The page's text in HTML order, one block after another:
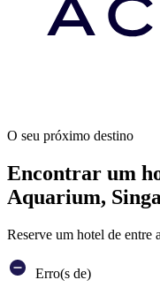
O seu próximo destino
Encontrar um
Aquarium,
Reserve um hotel de entre
Erro(s de)